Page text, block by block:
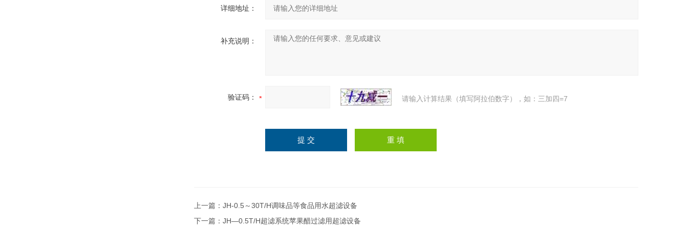
详细地址：
补充说明：
验证码： 请输入计算结果（填写阿拉伯数字），如：三加四=7
上一篇： JH-0.5～30T/H调味品等食品用水超滤设备
下一篇： JH—0.5T/H超滤系统苹果醋过滤用超滤设备